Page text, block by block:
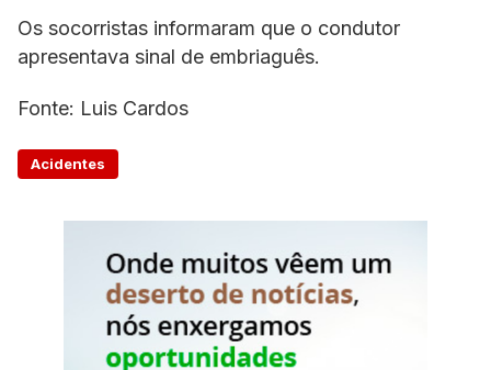
Os socorristas informaram que o condutor
apresentava sinal de embriaguês.
Fonte: Luis Cardos
Acidentes